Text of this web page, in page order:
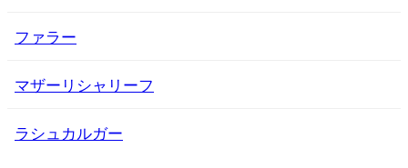
ファラー
マザーリシャリーフ
ラシュカルガー